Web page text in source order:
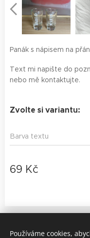
Panák s nápisem na
Text mi napište do
nebo mě kontaktujte.
Zvolte si variantu:
Barva textu
69 Kč
Používáme cookies,